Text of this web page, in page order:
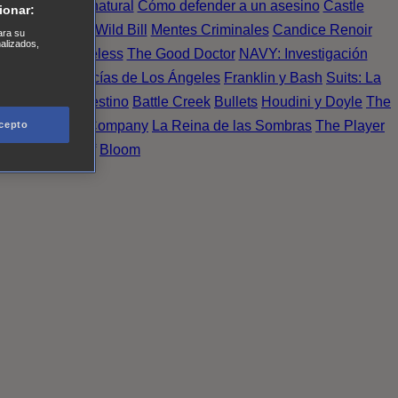
Sobrenatural Cómo defender a un asesino Castle
de Noche Wild Bill Mentes Criminales Candice Renoir
crimen Timeless The Good Doctor NAVY: Investigación
Finest. Policías de Los Ángeles Franklin y Bash Suits: La
Último Destino Battle Creek Bullets Houdini y Doyle The
X Company La Reina de las Sombras The Player
Bloom
su